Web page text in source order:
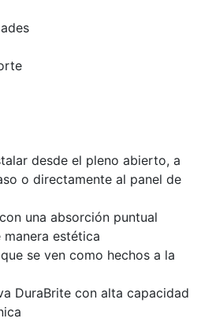
desde el pleno abierto, a
o directamente al panel de
una absorción puntual
estética
se ven como hechos a la
DuraBrite con alta capacidad